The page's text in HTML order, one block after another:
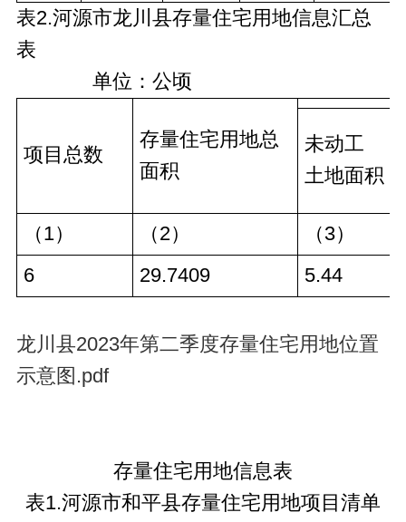
表2.河源市龙川县存量住宅用地信息汇总
表
单位：公顷
项目总数
存量住宅用地总
面积
未动工
土地面积
（1） （2）
（3）
6
29.7409 5.44
龙川县2023年第二季度存量住宅用地位置
示意图.pdf
存量住宅用地信息表
表1.河源市和平县存量住宅用地项目清单